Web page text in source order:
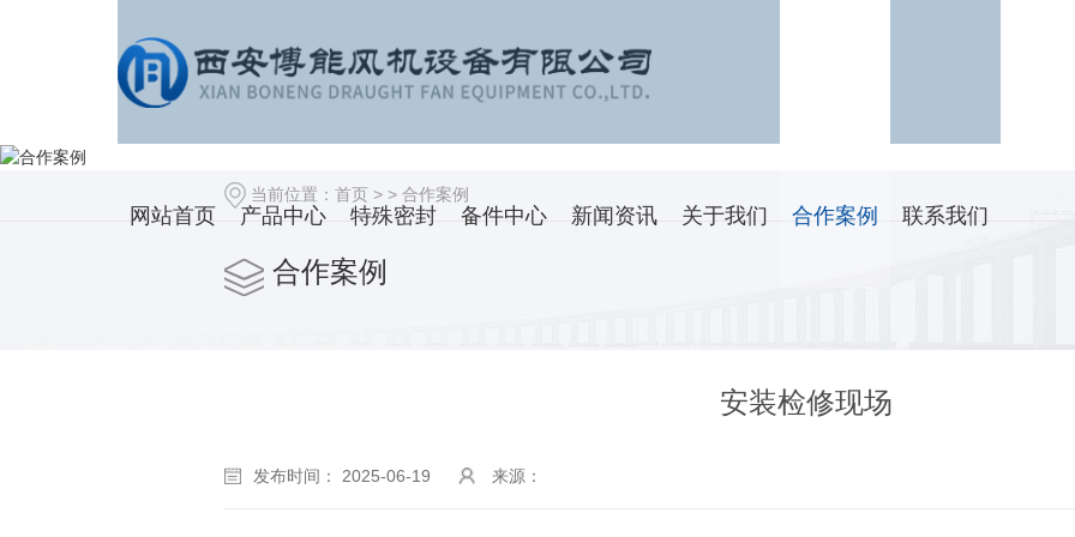
网站首页 产品中心 特殊密封 备件中心 新闻资讯 关于我们 合作案例 联系我们
当前位置： 首页 > > 合作案例
合作案例
安装检修现场
发布时间： 2025-06-19 来源：